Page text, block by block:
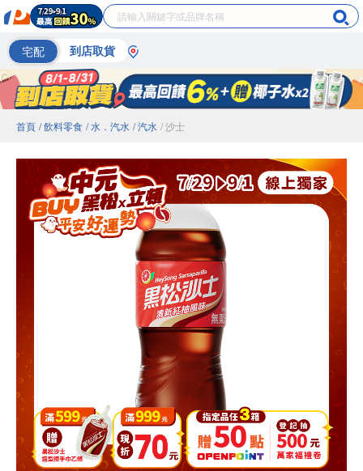
宅配 到店取貨
首頁 / 飲料零食 / 水．汽水 / 汽水 / 沙士